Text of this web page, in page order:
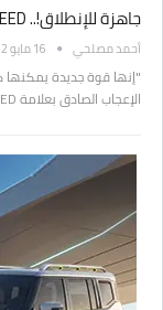
جاهزة للإنطلاق!.. EXEED الفاخرة قريبًا في مصر والشرق الأوسط
أحمد مصلحي 16 مايو 2022
"إنها قوة جديدة يمكنها
الإعجاب الصادق بعلامة EXEED بعد عدة…